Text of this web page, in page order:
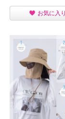
お気に入